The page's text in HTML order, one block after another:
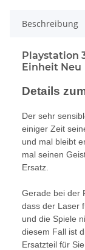
Beschreibung
Playstation
Einheit Neu
Details
Der sehr
einiger Zeit
und mal bleibt
mal seinen
Ersatz.
Gerade bei der
dass der Laser
und die Spiele
diesem Fall ist
Ersatzteil für Sie.